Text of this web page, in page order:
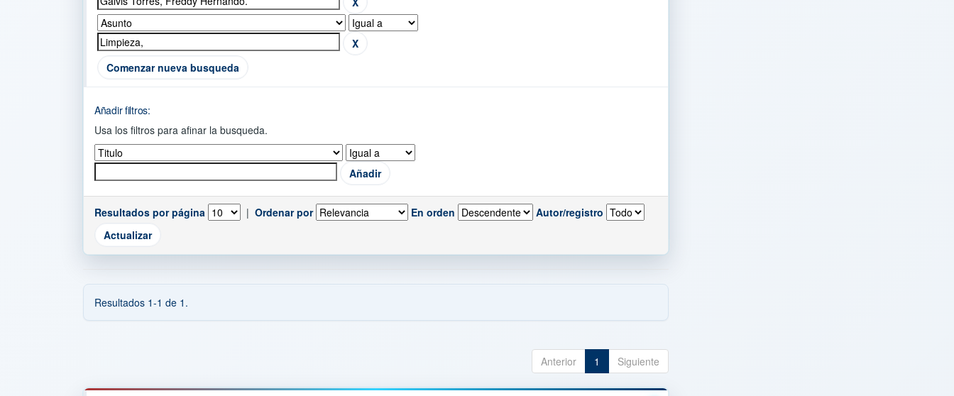
Comenzar nueva busqueda
Añadir filtros:
Usa los filtros para afinar la busqueda.
Resultados por página | Ordenar por En orden Autor/registro
Resultados 1-1 de 1.
Anterior 1 Siguiente